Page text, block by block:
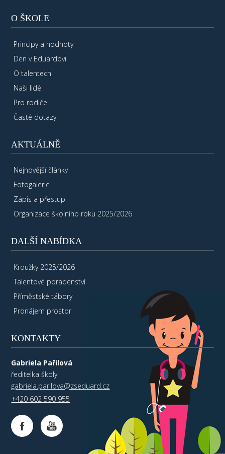
O ŠKOLE
Principy a hodnoty
Den v Eduardovi
O talentech
Naši lidé
Pro rodiče
Časté dotazy
AKTUÁLNĚ
Nejnovější články
Fotogalerie
Zápis a přestup
Organizace školního roku 2025/2026
DALŠÍ NABÍDKA
Kroužky 2025/2026
Talentové poradenství
Příměstské tábory
Pronájem prostor
KONTAKTY
Gabriela Pařilová
ředitelka školy
gabriela.parilova@zseduard.cz
+420 602 590 955